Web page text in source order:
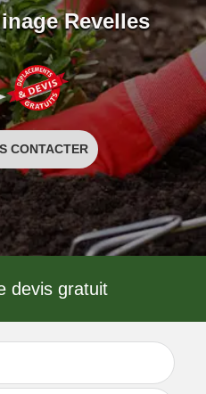
Revelles
CONTACTER
devis gratuit